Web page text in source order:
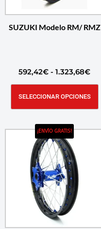
SUZUKI Modelo RM/ RMZ
592,42€ - 1.323,68€
SELECCIONAR OPCIONES
¡ENVÍO GRATIS!